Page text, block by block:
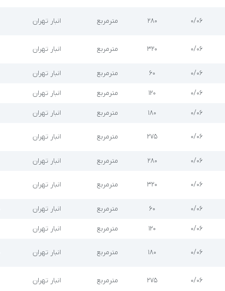
۰/۰۶ ۲۸۰ مترمربع انبار تهران
۰/۰۶ ۳۲۰ مترمربع انبار تهران
۰/۰۶ ۶۰ مترمربع انبار تهران
۰/۰۶ ۱۲۰ مترمربع انبار تهران
۰/۰۶ ۱۸۰ مترمربع انبار تهران
۰/۰۶ ۲۷۵ مترمربع انبار تهران
۰/۰۶ ۲۸۰ مترمربع انبار تهران
۰/۰۶ ۳۲۰ مترمربع انبار تهران
۰/۰۶ ۶۰ مترمربع انبار تهران
۰/۰۶ ۱۲۰ مترمربع انبار تهران
۰/۰۶ ۱۸۰ مترمربع انبار تهران
۰/۰۶ ۲۷۵ مترمربع انبار تهران